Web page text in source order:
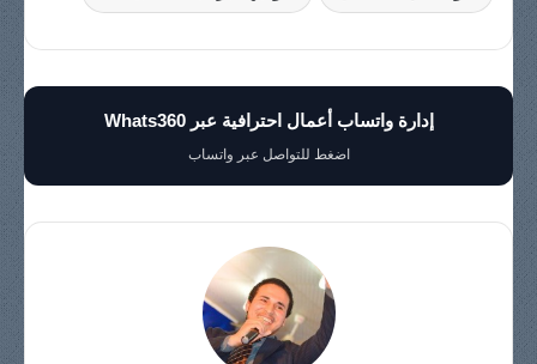
إدارة واتساب أعمال احترافية عبر Whats360
اضغط للتواصل عبر واتساب